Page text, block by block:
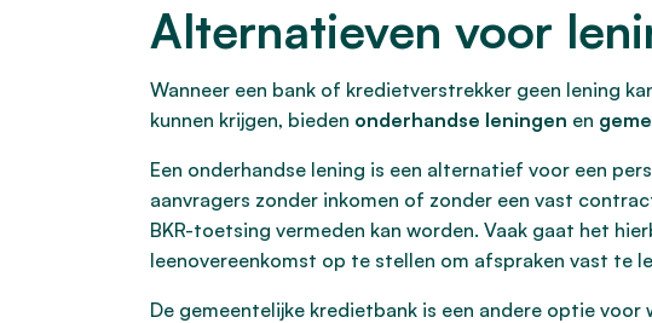
Alternatieven voor
Wanneer een bank of kredietverstrekker geen lening
kunnen krijgen, bieden onderhandse leningen en
Een onderhandse lening is een alternatief voor een
aanvragers zonder inkomen of zonder een vast
BKR-toetsing vermeden kan worden. Vaak gaat het
leenovereenkomst op te stellen om afspraken vast te
De gemeentelijke kredietbank is een andere optie